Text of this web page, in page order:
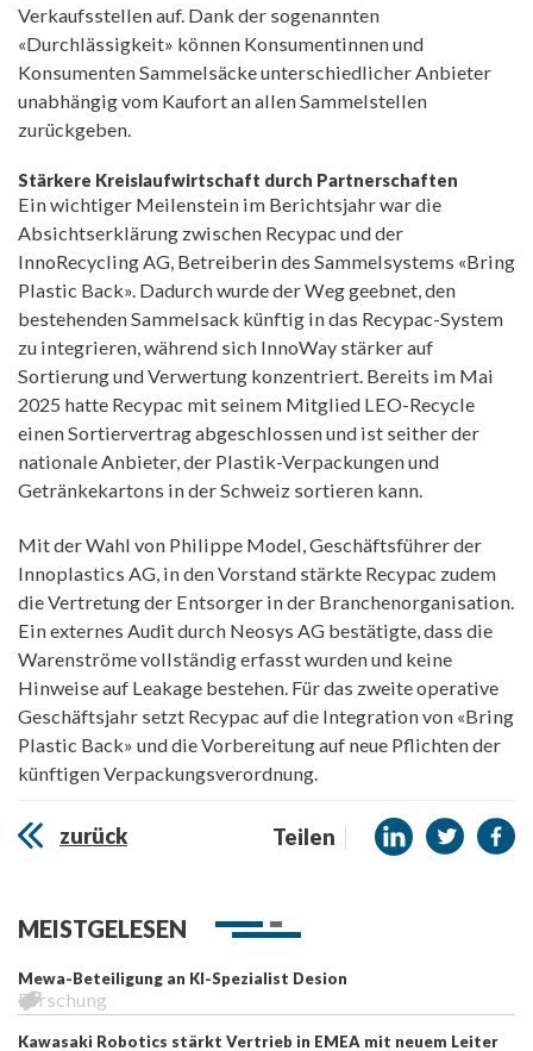
Verkaufsstellen auf. Dank der sogenannten
«Durchlässigkeit» können Konsumentinnen und
Konsumenten Sammelsäcke unterschiedlicher Anbieter
unabhängig vom Kaufort an allen Sammelstellen
zurückgeben.
Stärkere Kreislaufwirtschaft durch Partnerschaften
Ein wichtiger Meilenstein im Berichtsjahr war die
Absichtserklärung zwischen Recypac und der
InnoRecycling AG, Betreiberin des Sammelsystems «Bring
Plastic Back». Dadurch wurde der Weg geebnet, den
bestehenden Sammelsack künftig in das Recypac-System
zu integrieren, während sich InnoWay stärker auf
Sortierung und Verwertung konzentriert. Bereits im Mai
2025 hatte Recypac mit seinem Mitglied LEO-Recycle
einen Sortiervertrag abgeschlossen und ist seither der
nationale Anbieter, der Plastik-Verpackungen und
Getränkekartons in der Schweiz sortieren kann.
Mit der Wahl von Philippe Model, Geschäftsführer der
Innoplastics AG, in den Vorstand stärkte Recypac zudem
die Vertretung der Entsorger in der Branchenorganisation.
Ein externes Audit durch Neosys AG bestätigte, dass die
Warenströme vollständig erfasst wurden und keine
Hinweise auf Leakage bestehen. Für das zweite operative
Geschäftsjahr setzt Recypac auf die Integration von «Bring
Plastic Back» und die Vorbereitung auf neue Pflichten der
künftigen Verpackungsverordnung.
zurück Teilen
MEISTGELESEN
Mewa-Beteiligung an KI-Spezialist Desion
Forschung
Kawasaki Robotics stärkt Vertrieb in EMEA mit neuem Leiter